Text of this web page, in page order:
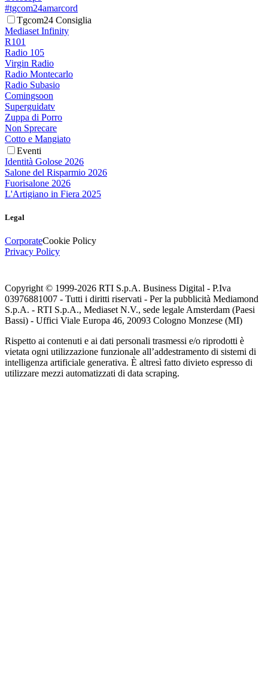
#tgcom24amarcord
Tgcom24 Consiglia
Mediaset Infinity
R101
Radio 105
Virgin Radio
Radio Montecarlo
Radio Subasio
Comingsoon
Superguidatv
Zuppa di Porro
Non Sprecare
Cotto e Mangiato
Eventi
Identità Golose 2026
Salone del Risparmio 2026
Fuorisalone 2026
L'Artigiano in Fiera 2025
Legal
CorporateCookie Policy
Privacy Policy
Copyright © 1999-2026 RTI S.p.A. Business Digital - P.Iva
03976881007 - Tutti i diritti riservati - Per la pubblicità Mediamond
S.p.A. - RTI S.p.A., Mediaset N.V., sede legale Amsterdam (Paesi
Bassi) - Uffici Viale Europa 46, 20093 Cologno Monzese (MI)
Rispetto ai contenuti e ai dati personali trasmessi e/o riprodotti è
vietata ogni utilizzazione funzionale all’addestramento di sistemi di
intelligenza artificiale generativa. È altresì fatto divieto espresso di
utilizzare mezzi automatizzati di data scraping.